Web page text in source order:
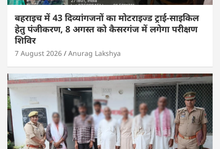
बहराइच में 43 दिव्यांगजनों का मोटराइज्ड ट्राई-साइकिल
हेतु पंजीकरण, 8 अगस्त को कैसरगंज में लगेगा परीक्षण
शिविर
7 August 2026 Anurag Lakshya